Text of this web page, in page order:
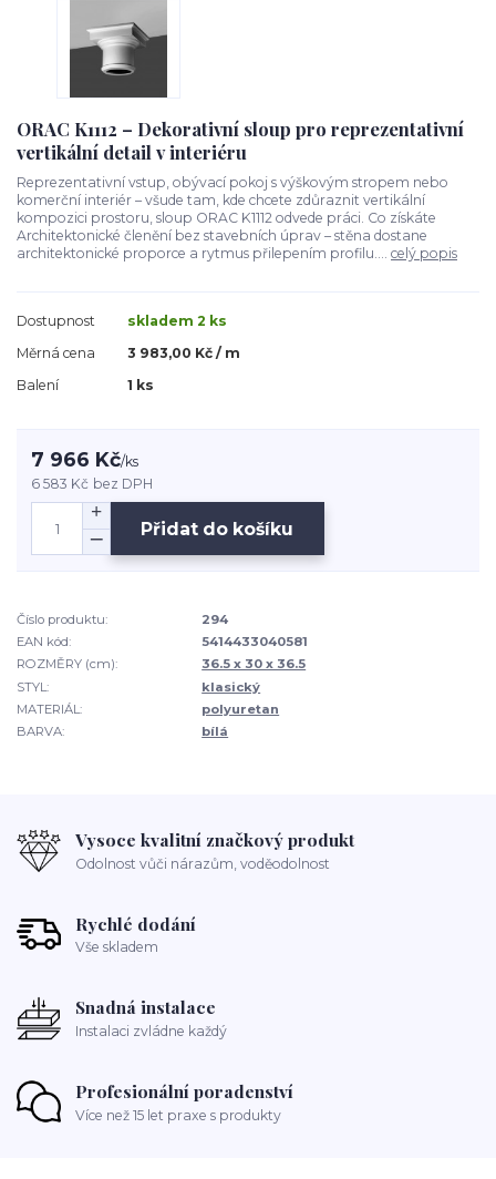
ORAC K1112 – Dekorativní sloup pro reprezentativní
vertikální detail v interiéru
Reprezentativní vstup, obývací pokoj s výškovým stropem nebo
komerční interiér – všude tam, kde chcete zdůraznit vertikální
kompozici prostoru, sloup ORAC K1112 odvede práci. Co získáte
Architektonické členění bez stavebních úprav – stěna dostane
architektonické proporce a rytmus přilepením profilu.... celý popis
Dostupnost
skladem 2 ks
Měrná cena
3 983,00 Kč / m
Balení
1 ks
7 966 Kč/ks
6 583 Kč bez DPH
Přidat do košíku
Číslo produktu:
294
EAN kód:
5414433040581
ROZMĚRY (cm):
36.5 x 30 x 36.5
STYL:
klasický
MATERIÁL:
polyuretan
BARVA:
bílá
Vysoce kvalitní značkový produkt
Odolnost vůči nárazům, voděodolnost
Rychlé dodání
Vše skladem
Snadná instalace
Instalaci zvládne každý
Profesionální poradenství
Více než 15 let praxe s produkty